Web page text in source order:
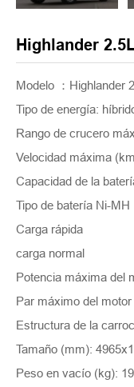
Highlander
Modelo ：Highlander
Tipo de energía:
Rango de crucero
Velocidad máxima
Capacidad de la
Tipo de batería Ni-MH
Carga rápida
carga normal
Potencia máxima del
Par máximo del
Estructura de la
Tamaño (mm):
Peso en vacío (kg):